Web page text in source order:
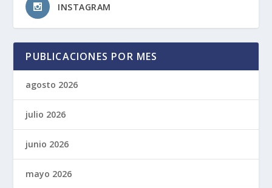
INSTAGRAM
PUBLICACIONES POR MES
agosto 2026
julio 2026
junio 2026
mayo 2026